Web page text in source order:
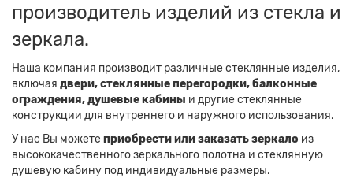
производитель изделий из стекла и
зеркала.
Наша компания производит различные стеклянные изделия,
включая двери, стеклянные перегородки, балконные
ограждения, душевые кабины и другие стеклянные
конструкции для внутреннего и наружного использования.
У нас Вы можетеприобрести или заказать зеркало из
высококачественного зеркального полотна и стеклянную
душевую кабину под индивидуальные размеры.